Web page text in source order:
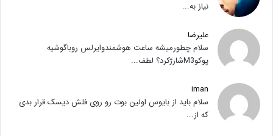
نیاز به...
علیرضا
سلام چطورمیشه ساعت هوشمندوایرلس روباگوشیه
پوکوM3شارژکرد؟ لطف...
iman
سلام باید از بایوس اولین بوت رو روی فلش دیسک قرار بدی
که از...